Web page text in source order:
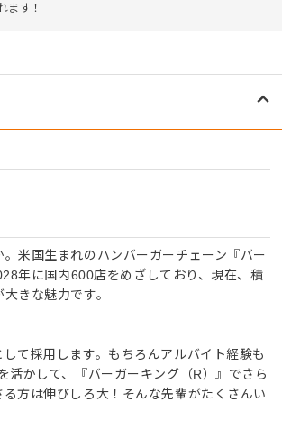
ます！
米国生まれのハンバーガーチェーン『バー
年に国内600店をめざしており、現在、積
きな魅力です。
て採用します。もちろんアルバイト経験も
活かして、『バーガーキング（R）』でさら
方は伸びしろ大！そんな先輩がたくさんい